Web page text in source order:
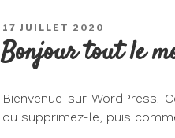
PUBLIÉ
LE
17 JUILLET 2020
Bonjour tout le
Bienvenue sur WordPress.
ou supprimez-le, puis